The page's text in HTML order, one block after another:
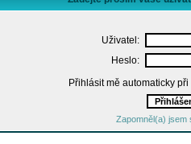
Uživatel:
Heslo:
Přihlásit mě automaticky
Zapomněl(a) jsem